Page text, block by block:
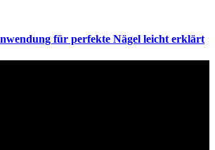
für perfekte Nägel leicht erklärt